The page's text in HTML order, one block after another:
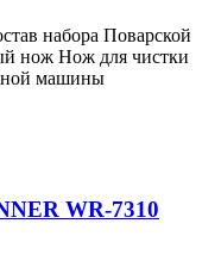
набора Поварской
нож Нож для чистки
машины
WR-7310